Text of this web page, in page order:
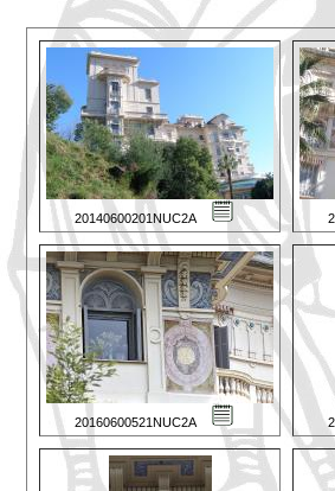
20140600201NUC2A
20160600521NUC2A